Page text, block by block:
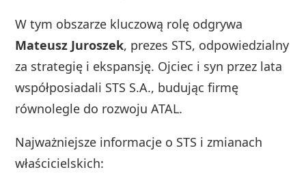
W tym obszarze kluczową rolę odgrywa
Mateusz Juroszek, prezes STS, odpowiedzialny
za strategię i ekspansję. Ojciec i syn przez lata
współposiadali STS S.A., budując firmę
równolegle do rozwoju ATAL.
Najważniejsze informacje o STS i zmianach
właścicielskich: